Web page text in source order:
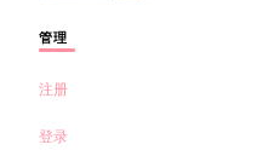
管理
注册
登录